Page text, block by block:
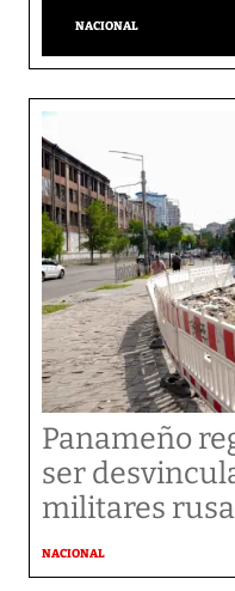
NACIONAL
Panameño
ser
militares
NACIONAL